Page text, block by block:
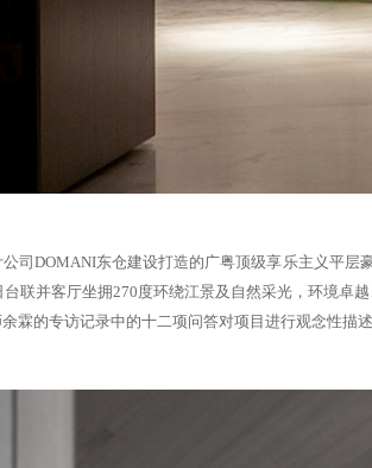
司DOMANI东仓建设打造的广粤顶级享乐主义平
联并客厅坐拥270度环绕江景及自然采光，环境卓
霖的专访记录中的十二项问答对项目进行观念性描述